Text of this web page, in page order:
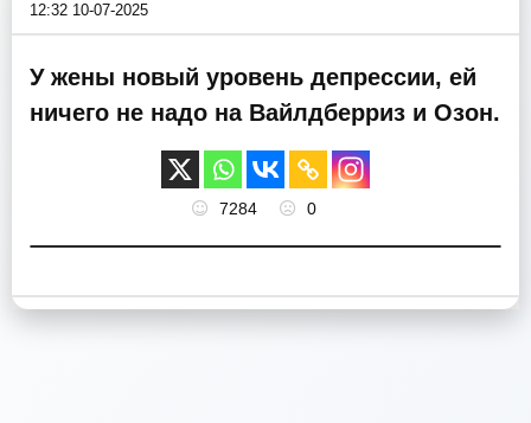
12:32 10-07-2025
У жены новый уровень депрессии, ей
ничего не надо на Вайлдберриз и Озон.
7284 0